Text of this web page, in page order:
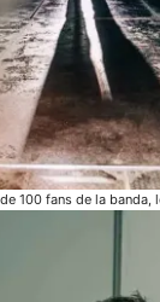
100 fans de la